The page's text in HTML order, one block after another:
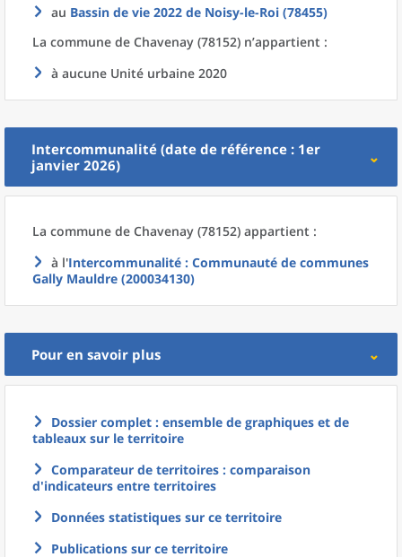
au Bassin de vie 2022 de Noisy-le-Roi (78455)
La commune de Chavenay (78152) n’appartient :
à aucune Unité urbaine 2020
Intercommunalité (date de référence : 1er
janvier 2026)
La commune de Chavenay (78152) appartient :
à l'Intercommunalité : Communauté de communes
Gally Mauldre (200034130)
Pour en savoir plus
Dossier complet : ensemble de graphiques et de
tableaux sur le territoire
Comparateur de territoires : comparaison
d'indicateurs entre territoires
Données statistiques sur ce territoire
Publications sur ce territoire